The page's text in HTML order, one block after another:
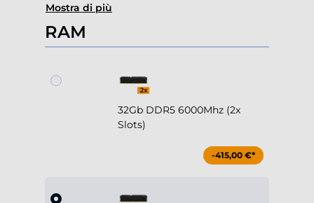
Mostra di più
RAM
32Gb DDR5 6000Mhz (2x
Slots)
-415,00 €*